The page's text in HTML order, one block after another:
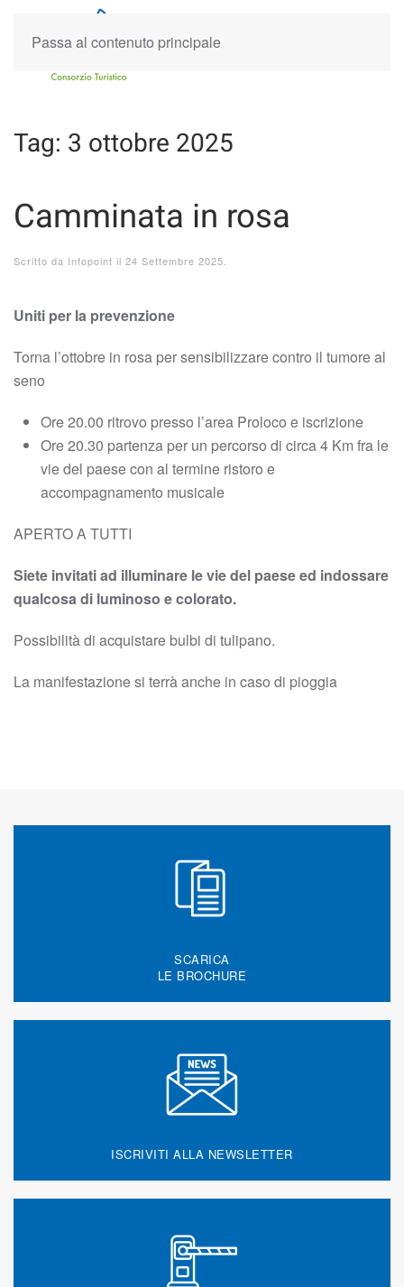
Passa al contenuto principale
Tag: 3 ottobre 2025
Camminata in rosa
Scritto da Infopoint il 24 Settembre 2025
Uniti per la prevenzione
Torna l’ottobre in rosa per sensibilizzare contro il tumore al
seno
Ore 20.00 ritrovo presso l’area Proloco e iscrizione
Ore 20.30 partenza per un percorso di circa 4 Km fra le
vie del paese con al termine ristoro e
accompagnamento musicale
APERTO A TUTTI
Siete invitati ad illuminare le vie del paese ed indossare
qualcosa di luminoso e colorato.
Possibilità di acquistare bulbi di tulipano.
La manifestazione si terrà anche in caso di pioggia
SCARICA
LE BROCHURE
ISCRIVITI ALLA NEWSLETTER